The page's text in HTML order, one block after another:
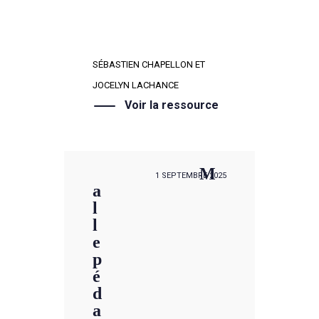
SÉBASTIEN CHAPELLON ET
JOCELYN LACHANCE
Voir la ressource
1 SEPTEMBRE 2025
M
a
l
l
e
p
é
d
a